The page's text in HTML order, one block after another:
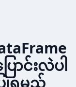
ာင်းလဲပါ
ရမည်